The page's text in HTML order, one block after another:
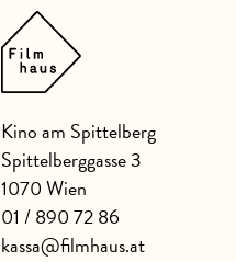
Kino am Spittelberg
Spittelberggasse 3
1070 Wien
01 / 890 72 86
kassa@filmhaus.at